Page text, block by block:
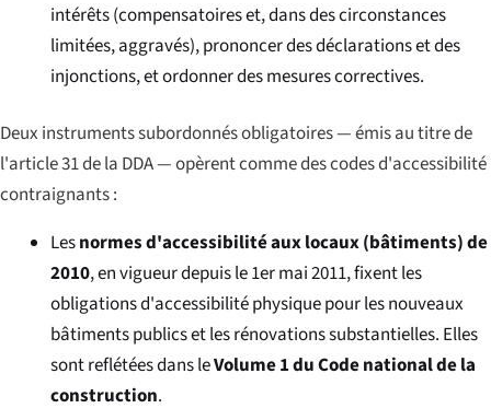
intérêts (compensatoires et, dans des circonstances
limitées, aggravés), prononcer des déclarations et des
injonctions, et ordonner des mesures correctives.
Deux instruments subordonnés obligatoires — émis au titre de
l'article 31 de la DDA — opèrent comme des codes d'accessibilité
contraignants :
Lesnormes d'accessibilité aux locaux (bâtiments) de
2010, en vigueur depuis le 1er mai 2011, fixent les
obligations d'accessibilité physique pour les nouveaux
bâtiments publics et les rénovations substantielles. Elles
sont reflétées dans leVolume 1 du Code national de la
construction.